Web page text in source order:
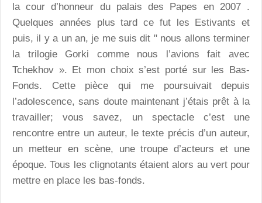
la cour d’honneur du palais des Papes en 2007 .
Quelques années plus tard ce fut les Estivants et
puis, il y a un an, je me suis dit " nous allons terminer
la trilogie Gorki comme nous l’avions fait avec
Tchekhov ». Et mon choix s’est porté sur les Bas-
Fonds. Cette pièce qui me poursuivait depuis
l’adolescence, sans doute maintenant j’étais prêt à la
travailler; vous savez, un spectacle c’est une
rencontre entre un auteur, le texte précis d’un auteur,
un metteur en scène, une troupe d’acteurs et une
époque. Tous les clignotants étaient alors au vert pour
mettre en place les bas-fonds.